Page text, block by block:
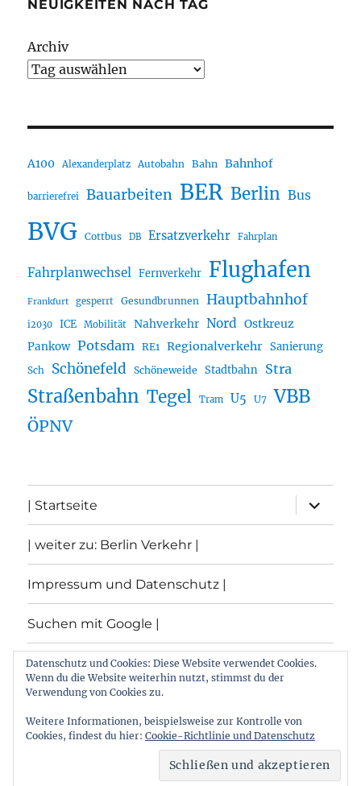
NEUIGKEITEN NACH TAG
Archiv
A100 Alexanderplatz Autobahn Bahn Bahnhof
barrierefrei Bauarbeiten BER Berlin Bus
BVG Cottbus DB Ersatzverkehr Fahrplan
Fahrplanwechsel Fernverkehr Flughafen
Frankfurt gesperrt Gesundbrunnen Hauptbahnhof
i2030 ICE Mobilität Nahverkehr Nord Ostkreuz
Pankow Potsdam RE1 Regionalverkehr Sanierung
Sch Schönefeld Schöneweide Stadtbahn Stra
Straßenbahn Tegel Tram U5 U7 VBB
ÖPNV
| Startseite
öffnen
| weiter zu: Berlin Verkehr |
Impressum und Datenschutz |
Suchen mit Google |
Themen
Archiv von: Berlin:Verkehr
Stolz präsentiert von
Datenschutz und Cookies: Diese Website verwendet Cookies.
Wenn du die Website weiterhin nutzt, stimmst du der
Verwendung von Cookies zu.
Weitere Informationen, beispielsweise zur Kontrolle von
Cookies, findest du hier: Cookie-Richtlinie und Datenschutz